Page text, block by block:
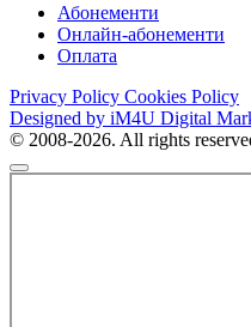
Абонементи
Онлайн-абонементи
Оплата
Privacy Policy Cookies Policy
Designed by iM4U Digital
© 2008-2026. All rights